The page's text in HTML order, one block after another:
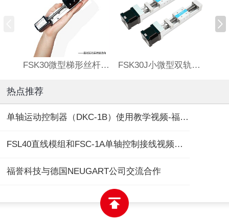
FSK30微型梯形丝杆滑台 FSK30J小微型双轨丝杆直线模组
热点推荐
单轴运动控制器（DKC-1B）使用教学视频-福誉专用
FSL40直线模组和FSC-1A单轴控制接线视频教程
福誉科技与德国NEUGART公司交流合作